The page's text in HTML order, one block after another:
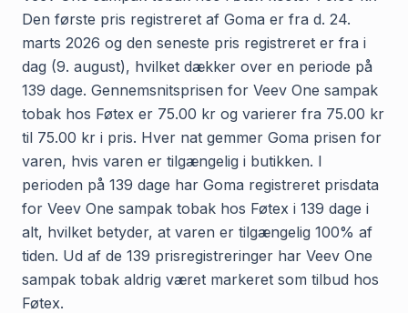
Den første pris registreret af Goma er fra d. 24.
marts 2026 og den seneste pris registreret er fra i
dag (9. august), hvilket dækker over en periode på
139 dage. Gennemsnitsprisen for Veev One sampak
tobak hos Føtex er 75.00 kr og varierer fra 75.00 kr
til 75.00 kr i pris. Hver nat gemmer Goma prisen for
varen, hvis varen er tilgængelig i butikken. I
perioden på 139 dage har Goma registreret prisdata
for Veev One sampak tobak hos Føtex i 139 dage i
alt, hvilket betyder, at varen er tilgængelig 100% af
tiden. Ud af de 139 prisregistreringer har Veev One
sampak tobak aldrig været markeret som tilbud hos
Føtex.